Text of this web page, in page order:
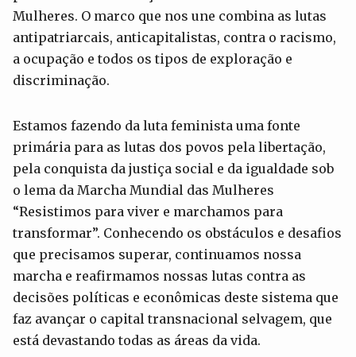
Mulheres. O marco que nos une combina as lutas
antipatriarcais, anticapitalistas, contra o racismo,
a ocupação e todos os tipos de exploração e
discriminação.
Estamos fazendo da luta feminista uma fonte
primária para as lutas dos povos pela libertação,
pela conquista da justiça social e da igualdade sob
o lema da Marcha Mundial das Mulheres
“Resistimos para viver e marchamos para
transformar”. Conhecendo os obstáculos e desafios
que precisamos superar, continuamos nossa
marcha e reafirmamos nossas lutas contra as
decisões políticas e econômicas deste sistema que
faz avançar o capital transnacional selvagem, que
está devastando todas as áreas da vida.